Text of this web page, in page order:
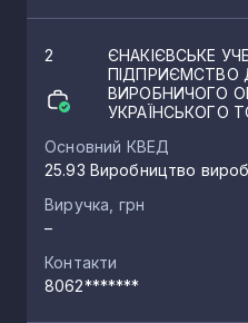
2
ЄНАКІЄВСЬКЕ
ПІДПРИЄМСТВО
ВИРОБНИЧОГО
УКРАЇНСЬКОГО
Основний КВЕД
25.93 Виробництво
Виручка, грн
–
Контакти
8062*******